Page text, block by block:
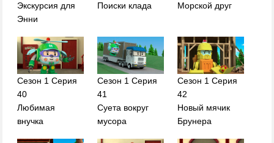
Экскурсия для
Энни
Поиски клада
Морской друг
Сезон 1 Серия
40
Любимая
внучка
Сезон 1 Серия
41
Суета вокруг
мусора
Сезон 1 Серия
42
Новый мячик
Брунера